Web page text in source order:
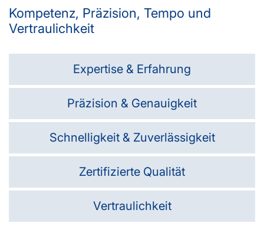
Kompetenz, Präzision, Tempo und
Vertraulichkeit
Expertise & Erfahrung
Präzision & Genauigkeit
Schnelligkeit & Zuverlässigkeit
Zertifizierte Qualität
Vertraulichkeit